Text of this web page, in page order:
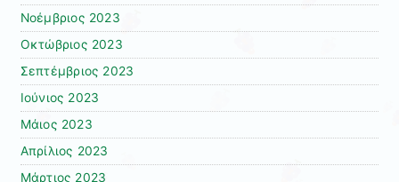
Νοέμβριος 2023
Οκτώβριος 2023
Σεπτέμβριος 2023
Ιούνιος 2023
Μάιος 2023
Απρίλιος 2023
Μάρτιος 2023